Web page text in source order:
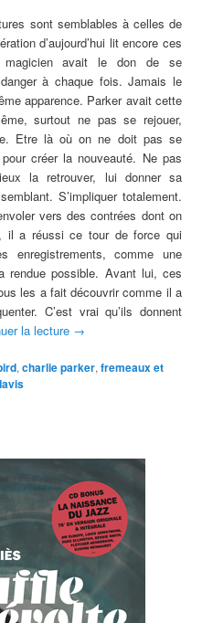
sont semblables à celles de
d’aujourd’hui lit encore ces
magicien avait le don de se
à chaque fois. Jamais le
apparence. Parker avait cette
surtout ne pas se rejouer,
Etre là où on ne doit pas se
créer la nouveauté. Ne pas
la retrouver, lui donner sa
S’impliquer totalement.
vers des contrées dont on
il a réussi ce tour de force qui
enregistrements, comme une
rendue possible. Avant lui, ces
les a fait découvrir comme il a
C’est vrai qu’ils donnent
la lecture →
,charlie parker,fremeaux et